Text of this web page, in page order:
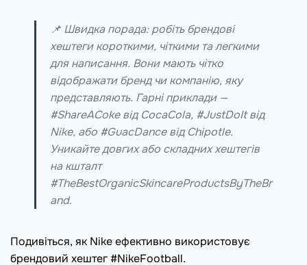
📌 Швидка порада: робіть брендові
хештеги короткими, чіткими та легкими
для написання. Вони мають чітко
відображати бренд чи компанію, яку
представляють. Гарні приклади —
#ShareACoke від CocaCola, #JustDoIt від
Nike, або #GuacDance від Chipotle.
Уникайте довгих або складних хештегів
на кшталт
#TheBestOrganicSkincareProductsByTheBr
and.
Подивіться, як Nike ефективно використовує
брендовий хештег #NikeFootball.